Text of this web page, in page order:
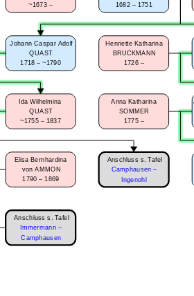
1682 – 1751
Johann Caspar Adolf
QUAST
1718 – ~1790
Ida Wilhelmina
QUAST
~1755 – 1837
Elisa Bernhardina
von AMMON
1790 – 1869
Henriette Katharina
BRUCKMANN
1726 –
Anna Katharina
SOMMER
1775 –
~1673 –
Anschluss s. Tafel
Immermann –
Camphausen
Anschluss s. Tafel
Camphausen –
Ingenohl